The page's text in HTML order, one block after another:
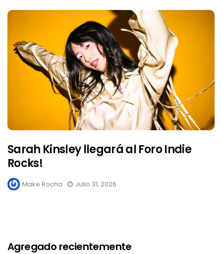
Sarah Kinsley llegará al Foro Indie
Rocks!
Make Rocha Julio 31, 2026
Agregado recientemente